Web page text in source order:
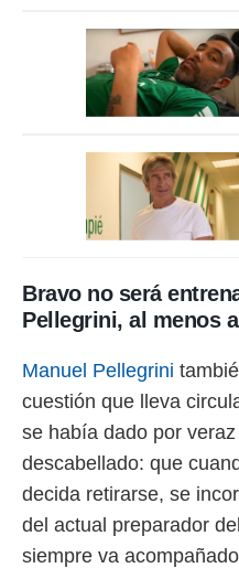
Bravo no será
Pellegrini, al menos
Manuel Pellegrini
cuestión que lleva
se había dado por
descabellado: que
decida retirarse, se
del actual preparador del
siempre va